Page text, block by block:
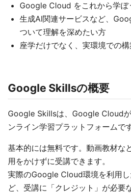
Google Cloud をこれから学ぼ
生成AI関連サービスなど、
ついて理解を深めたい方
座学だけでなく、実環境での
Google Skillsの概要
Google Skillsは、Google Cloud
ンライン学習プラットフォームです
基本的には無料です。動画教材な
用をかけずに受講できます。
実際のGoogle Cloud環境を利用
ど、受講に「クレジット」が必要